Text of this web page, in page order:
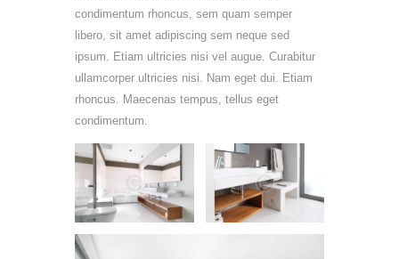
condimentum rhoncus, sem quam semper
libero, sit amet adipiscing sem neque sed
ipsum. Etiam ultricies nisi vel augue. Curabitur
ullamcorper ultricies nisi. Nam eget dui. Etiam
rhoncus. Maecenas tempus, tellus eget
condimentum.